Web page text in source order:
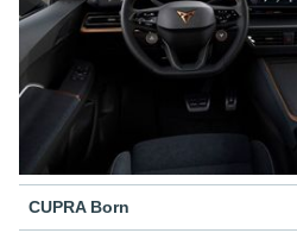
CUPRA Born